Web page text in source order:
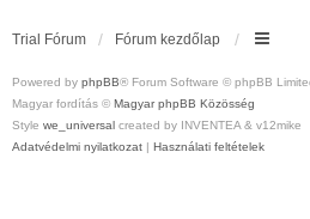
Trial Fórum Fórum kezdőlap
Powered by phpBB® Forum Software © phpBB
Magyar fordítás © Magyar phpBB Közösség
Style we_universal created by INVENTEA & v12mike
Adatvédelmi nyilatkozat | Használati feltételek